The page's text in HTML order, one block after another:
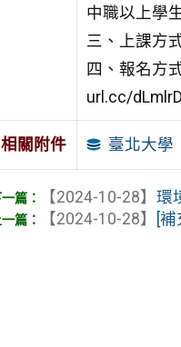
中職以上學
三、上課方
四、報名方
url.cc/
相關附件 臺北大學
【2024-10-28】環
【2024-10-28】 [